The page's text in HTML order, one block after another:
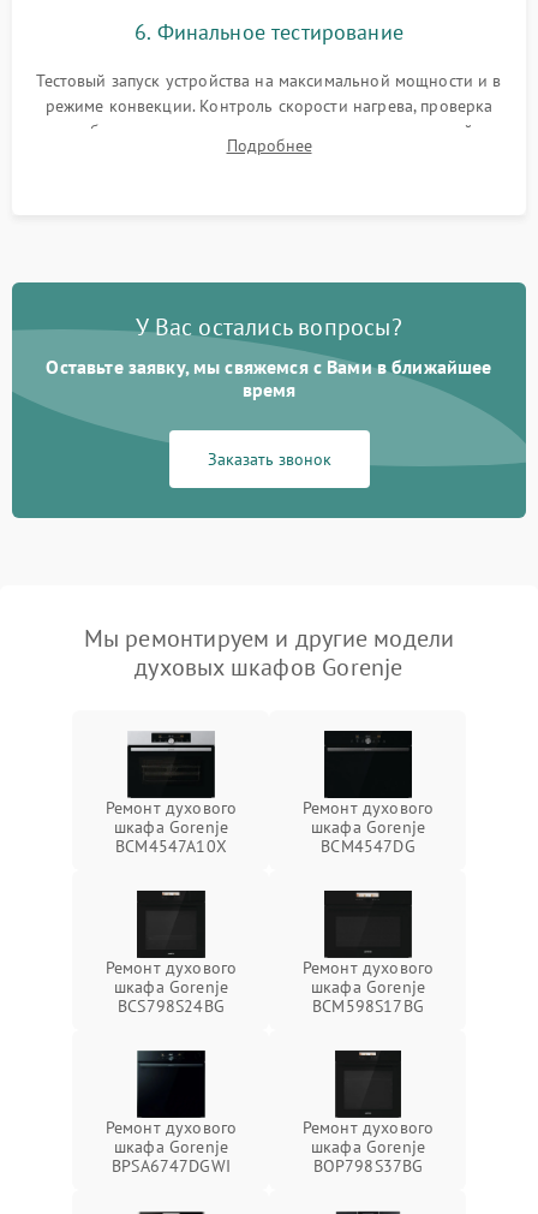
6. Финальное тестирование
Тестовый запуск устройства на максимальной мощности и в
режиме конвекции. Контроль скорости нагрева, проверка
срабатывания термостата при достижении заданной
температуры и тест на отсутствие утечек тока.
Подробнее
У Вас остались вопросы?
Оставьте заявку, мы свяжемся с Вами в ближайшее
время
Заказать звонок
Мы ремонтируем и другие модели
духовых шкафов Gorenje
Ремонт духового
шкафа Gorenje
BCM4547A10X
Ремонт духового
шкафа Gorenje
BCM4547DG
Ремонт духового
шкафа Gorenje
BCS798S24BG
Ремонт духового
шкафа Gorenje
BCM598S17BG
Ремонт духового
шкафа Gorenje
BPSA6747DGWI
Ремонт духового
шкафа Gorenje
BOP798S37BG